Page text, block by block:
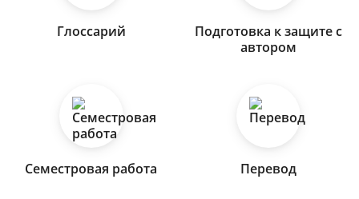
Глоссарий
Подготовка к защите с
автором
Семестровая работа Перевод